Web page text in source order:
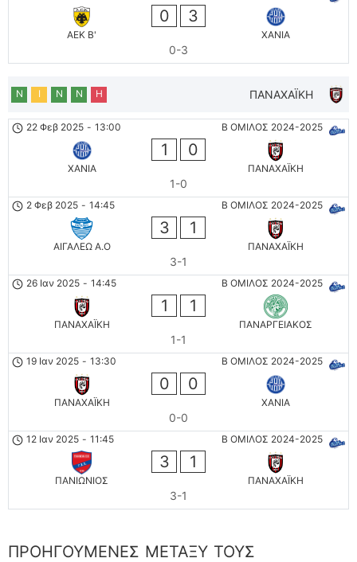
AEK B'
0 3
ΧΑΝΙΑ
0-3
ΠΑΝΑΧΑΪΚΗ
Ν Ι Ν Ν Η
Β ΟΜΙΛΟΣ 2024-2025
22 Φεβ 2025 - 13:00
ΧΑΝΙΑ
1 0
ΠΑΝΑΧΑΪΚΗ
1-0
Β ΟΜΙΛΟΣ 2024-2025
2 Φεβ 2025 - 14:45
ΑΙΓΑΛΕΩ A.O
3 1
ΠΑΝΑΧΑΪΚΗ
3-1
Β ΟΜΙΛΟΣ 2024-2025
26 Ιαν 2025 - 14:45
ΠΑΝΑΧΑΪΚΗ
1 1
ΠΑΝΑΡΓΕΙΑΚΟΣ
1-1
Β ΟΜΙΛΟΣ 2024-2025
19 Ιαν 2025 - 13:30
ΠΑΝΑΧΑΪΚΗ
0 0
ΧΑΝΙΑ
0-0
Β ΟΜΙΛΟΣ 2024-2025
12 Ιαν 2025 - 11:45
ΠΑΝΙΩΝΙΟΣ
3 1
ΠΑΝΑΧΑΪΚΗ
3-1
ΠΡΟΗΓΟΎΜΕΝΕΣ ΜΕΤΑΞΎ ΤΟΥΣ